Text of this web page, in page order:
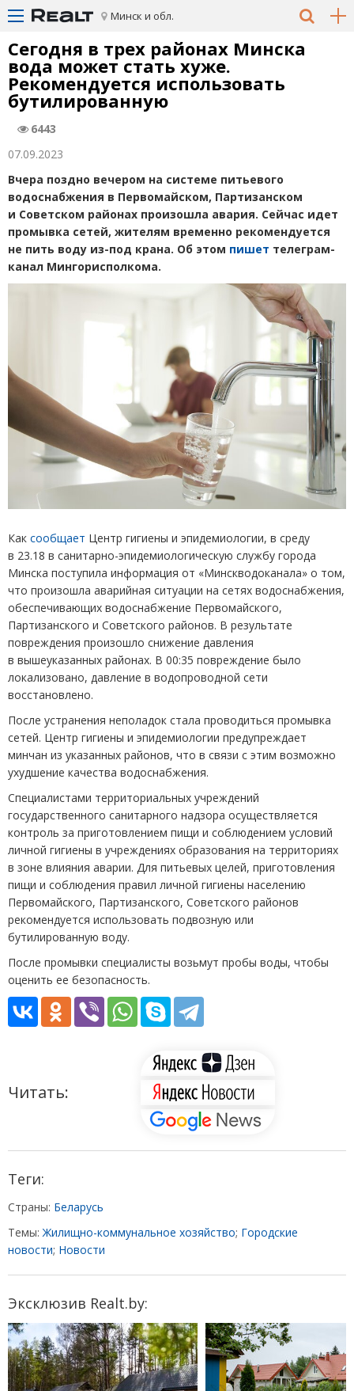
Минск и обл.
Сегодня в трех районах Минска
вода может стать хуже.
Рекомендуется использовать
бутилированную
6443
07.09.2023
Вчера поздно вечером на системе питьевого
водоснабжения в Первомайском, Партизанском
и Советском районах произошла авария. Сейчас идет
промывка сетей, жителям временно рекомендуется
не пить воду из-под крана. Об этом пишет телеграм-
канал Мингорисполкома.
Как сообщает Центр гигиены и эпидемиологии, в среду
в 23.18 в санитарно-эпидемиологическую службу города
Минска поступила информация от «Минскводоканала» о том,
что произошла аварийная ситуации на сетях водоснабжения,
обеспечивающих водоснабжение Первомайского,
Партизанского и Советского районов. В результате
повреждения произошло снижение давления
в вышеуказанных районах. В 00:35 повреждение было
локализовано, давление в водопроводной сети
восстановлено.
После устранения неполадок стала проводиться промывка
сетей. Центр гигиены и эпидемиологии предупреждает
минчан из указанных районов, что в связи с этим возможно
ухудшение качества водоснабжения.
Специалистами территориальных учреждений
государственного санитарного надзора осуществляется
контроль за приготовлением пищи и соблюдением условий
личной гигиены в учреждениях образования на территориях
в зоне влияния аварии. Для питьевых целей, приготовления
пищи и соблюдения правил личной гигиены населению
Первомайского, Партизанского, Советского районов
рекомендуется использовать подвозную или
бутилированную воду.
После промывки специалисты возьмут пробы воды, чтобы
оценить ее безопасность.
Читать:
Теги:
Страны: Беларусь
Темы: Жилищно-коммунальное хозяйство; Городские
новости; Новости
Эксклюзив Realt.by: